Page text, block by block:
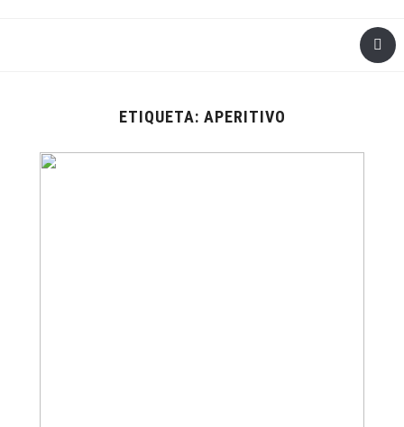
ETIQUETA: APERITIVO